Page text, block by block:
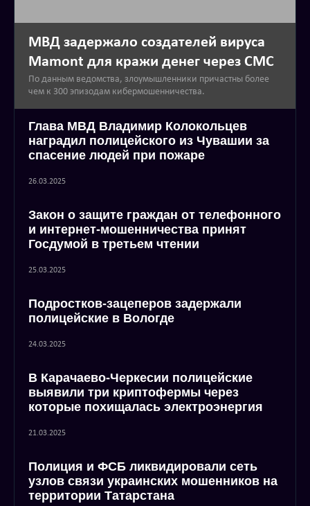
МВД задержало создателей вируса
Mamont для кражи денег через СМС
По данным ведомства, злоумышленники причастны более
чем к 300 эпизодам кибермошенничества.
Глава МВД Владимир Колокольцев
наградил полицейского из Чувашии за
спасение людей при пожаре
26.03.2025
Закон о защите граждан от телефонного
и интернет-мошенничества принят
Госдумой в третьем чтении
25.03.2025
Подростков-зацеперов задержали
полицейские в Вологде
24.03.2025
В Карачаево-Черкесии полицейские
выявили три криптофермы через
которые похищалась электроэнергия
21.03.2025
Полиция и ФСБ ликвидировали сеть
узлов связи украинских мошенников на
территории Татарстана